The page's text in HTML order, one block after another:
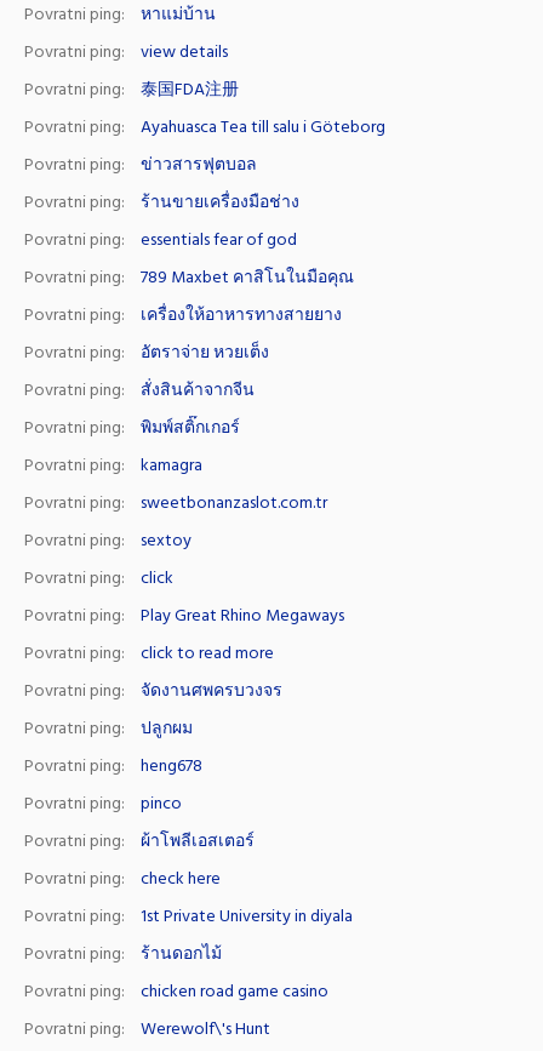
Povratni ping:
หาแม่บ้าน
Povratni ping:
view details
Povratni ping:
泰国FDA注册
Povratni ping:
Ayahuasca Tea till salu i Göteborg
Povratni ping:
ข่าวสารฟุตบอล
Povratni ping:
ร้านขายเครื่องมือช่าง
Povratni ping:
essentials fear of god
Povratni ping:
789 Maxbet คาสิโนในมือคุณ
Povratni ping:
เครื่องให้อาหารทางสายยาง
Povratni ping:
อัตราจ่าย หวยเต็ง
Povratni ping:
สั่งสินค้าจากจีน
Povratni ping:
พิมพ์สติ๊กเกอร์
Povratni ping:
kamagra
Povratni ping:
sweetbonanzaslot.com.tr
Povratni ping:
sextoy
Povratni ping:
click
Povratni ping:
Play Great Rhino Megaways
Povratni ping:
click to read more
Povratni ping:
จัดงานศพครบวงจร
Povratni ping:
ปลูกผม
Povratni ping:
heng678
Povratni ping:
pinco
Povratni ping:
ผ้าโพลีเอสเตอร์
Povratni ping:
check here
Povratni ping:
1st Private University in diyala
Povratni ping:
ร้านดอกไม้
Povratni ping:
chicken road game casino
Povratni ping:
Werewolf\'s Hunt